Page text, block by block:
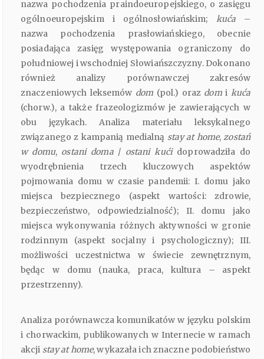
nazwa pochodzenia praindoeuropejskiego, o zasięgu
ogólnoeuropejskim i ogólnosłowiańskim; kuća–
nazwa pochodzenia prasłowiańskiego, obecnie
posiadająca zasięg występowania ograniczony do
południowej i wschodniej Słowiańszczyzny. Dokonano
również analizy porównawczej zakresów
znaczeniowych leksemów dom (pol.) oraz domi kuća
(chorw.), a także frazeologizmów je zawierających w
obu językach. Analiza materiału leksykalnego
związanego z kampanią medialną stay at home,zostań
w domu, ostani doma/ ostani kućidoprowadziła do
wyodrębnienia trzech kluczowych aspektów
pojmowania domu w czasie pandemii: I. domu jako
miejsca bezpiecznego (aspekt wartości: zdrowie,
bezpieczeństwo, odpowiedzialność); II. domu jako
miejsca wykonywania różnych aktywności w gronie
rodzinnym (aspekt socjalny i psychologiczny); III.
możliwości uczestnictwa w świecie zewnętrznym,
będąc w domu (nauka, praca, kultura – aspekt
przestrzenny).
Analiza porównawcza komunikatów w języku polskim
i chorwackim, publikowanych w Internecie w ramach
akcji stay at home, wykazała ich znaczne podobieństwo